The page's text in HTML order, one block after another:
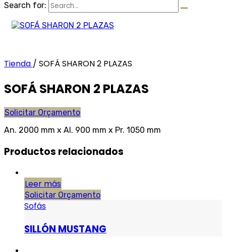
Search for:
Tienda / SOFÁ SHARON 2 PLAZAS
SOFÁ SHARON 2 PLAZAS
Solicitar Orçamento
An. 2000 mm x Al. 900 mm x Pr. 1050 mm
Productos relacionados
Leer más
Solicitar Orçamento
Sofás
SILLÓN MUSTANG